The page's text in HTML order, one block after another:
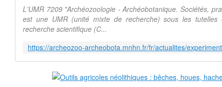
L'UMR 7209 "Archéozoologie - Archéobotanique. Sociétés,
est une UMR (unité mixte de recherche) sous les
recherche scientifique (C...